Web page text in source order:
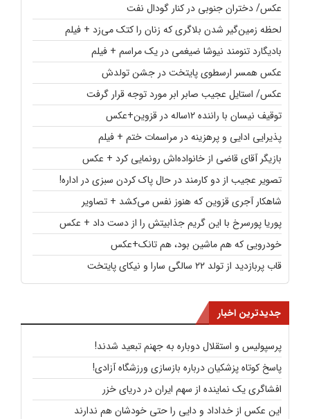
عکس/ دختران جنوبی در کنار گودال نفت
لحظه زمین‌گیر شدن بلاگری که زنان را کتک می‌زد + فیلم
بادیگارد تنومند نیوشا ضیغمی در یک مراسم + فیلم
عکس همسر ارسطوی پایتخت در جشن تولدش
عکس/ استایل عجیب صابر ابر مورد توجه قرار گرفت
توقیف نیسان با راننده ۱۲ساله در قزوین+عکس
پذیرایی ادایی و پرهزینه در مراسمات ختم + فیلم
بازیگر آقای قاضی از خانواده‌اش رونمایی کرد + عکس
تصویر عجیب از دو کارمند در حال پاک کردن سبزی در اداره!
شاهکار آجری قزوین که هنوز نفس می‌کشد + تصاویر
پوریا پورسرخ با این گریم جذابیتش را از دست داد + عکس
خودرویی که هم ماشین بود، هم تانک+عکس
قاب پربازدید از تولد ۲۲ سالگی سارا و نیکای پایتخت
جدیدترین اخبار
پرسپولیس و استقلال دوباره به جهنم تبعید شدند!
پاسخ کوتاه پزشکیان درباره بازسازی ورزشگاه آزادی!
افشاگری یک نماینده از سهم ایران در دریای خزر
این عکس از خداداد و دایی را حتی خودشان هم ندارند